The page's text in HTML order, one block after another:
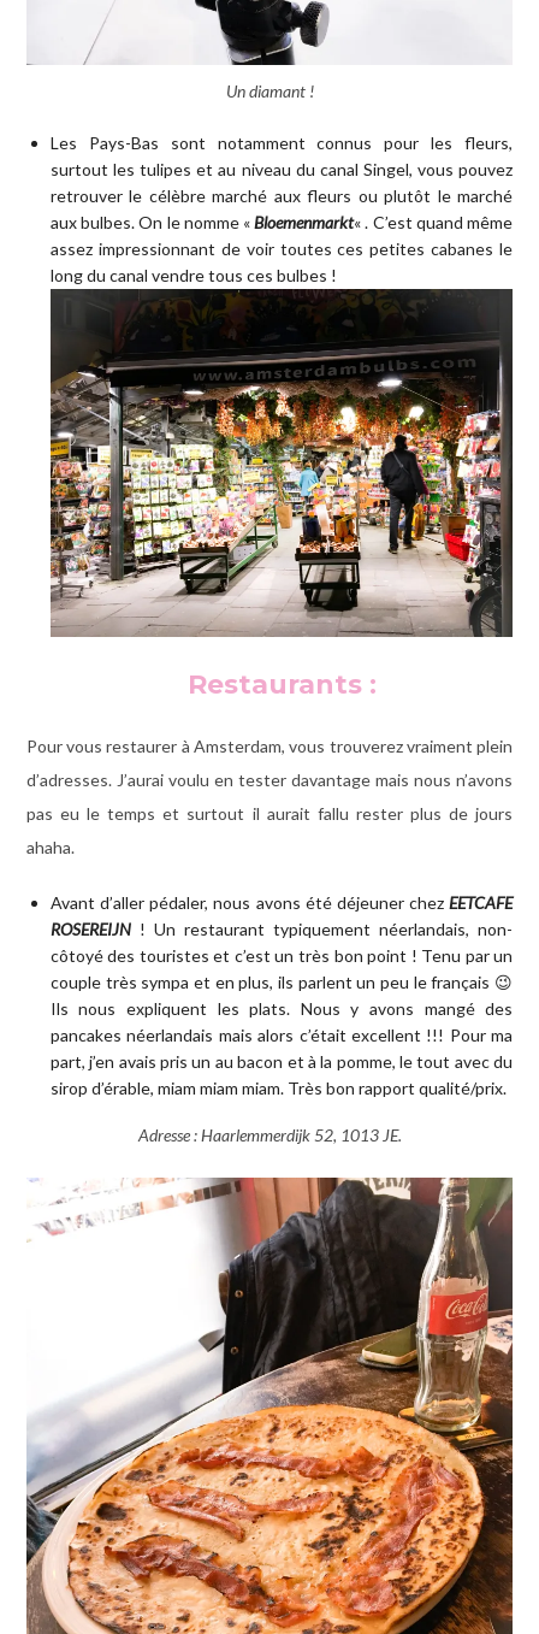
Un diamant !
Les Pays-Bas sont notamment connus pour les fleurs,
surtout les tulipes et au niveau du canal Singel, vous pouvez
retrouver le célèbre marché aux fleurs ou plutôt le marché
aux bulbes. On le nomme «Bloemenmarkt« . C’est quand même
assez impressionnant de voir toutes ces petites cabanes le
long du canal vendre tous ces bulbes !
Restaurants :
Pour vous restaurer à Amsterdam, vous trouverez vraiment plein
d’adresses. J’aurai voulu en tester davantage mais nous n’avons
pas eu le temps et surtout il aurait fallu rester plus de jours
ahaha.
Avant d’aller pédaler, nous avons été déjeuner chezEETCAFE
ROSEREIJN! Un restaurant typiquement néerlandais, non-
côtoyé des touristes et c’est un très bon point ! Tenu par un
couple très sympa et en plus, ils parlent un peu le français 😉
Ils nous expliquent les plats. Nous y avons mangé des
pancakes néerlandais mais alors c’était excellent !!! Pour ma
part, j’en avais pris un au bacon et à la pomme, le tout avec du
sirop d’érable, miam miam miam. Très bon rapport qualité/prix.
Adresse : Haarlemmerdijk 52, 1013 JE.